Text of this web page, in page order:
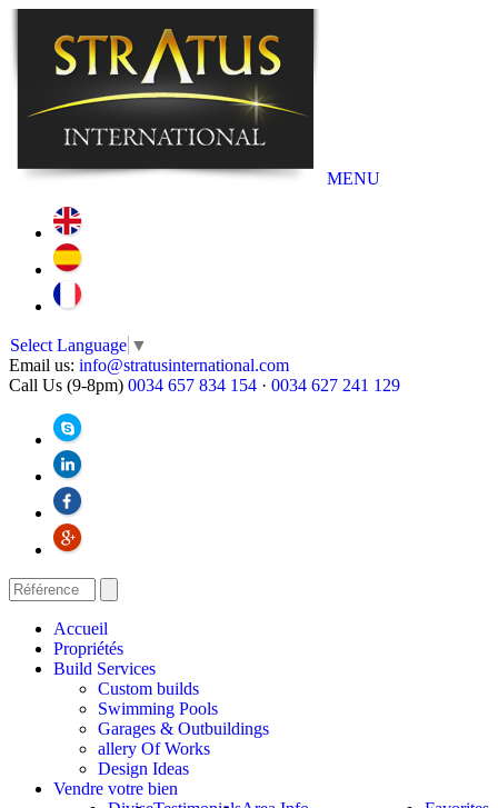
MENU
Select Language ▼
Email us: info@stratusinternational.com
Call Us (9-8pm) 0034 657 834 154 · 0034 627 241 129
Accueil
Propriétés
Build Services
Custom builds
Swimming Pools
Garages & Outbuildings
allery Of Works
Design Ideas
Vendre votre bien